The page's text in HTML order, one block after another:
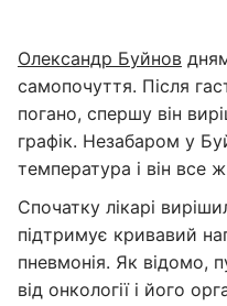
Олександр Буйнов
самопочуття. Після
погано, спершу він
графік. Незабаром у
температура і він все
Спочатку лікарі
підтримує кривавий
пневмонія. Як відомо,
від онкології і його